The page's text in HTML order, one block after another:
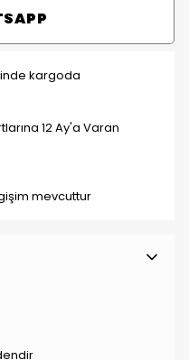
kargoda
12 Ay'a Varan
mevcuttur